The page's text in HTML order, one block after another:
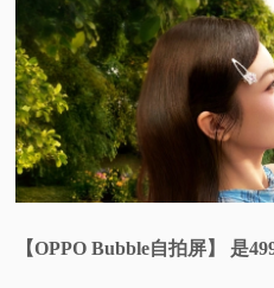
【OPPO Bubble自拍屏】 是